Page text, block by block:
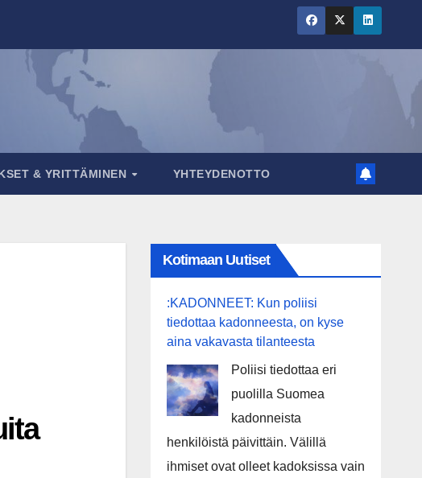
& YRITTÄMINEN YHTEYDENOTTO
Kotimaan Uutiset
:KADONNEET: Kun poliisi
tiedottaa kadonneesta, on kyse
aina vakavasta tilanteesta
Poliisi tiedottaa eri
puolilla Suomea
kadonneista
henkilöistä päivittäin. Välillä
ihmiset ovat olleet kadoksissa vain